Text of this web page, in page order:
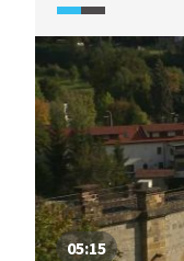
Součástí
1747 m, což byl
v celém
i zastávka
unikátní tím, že
05:15